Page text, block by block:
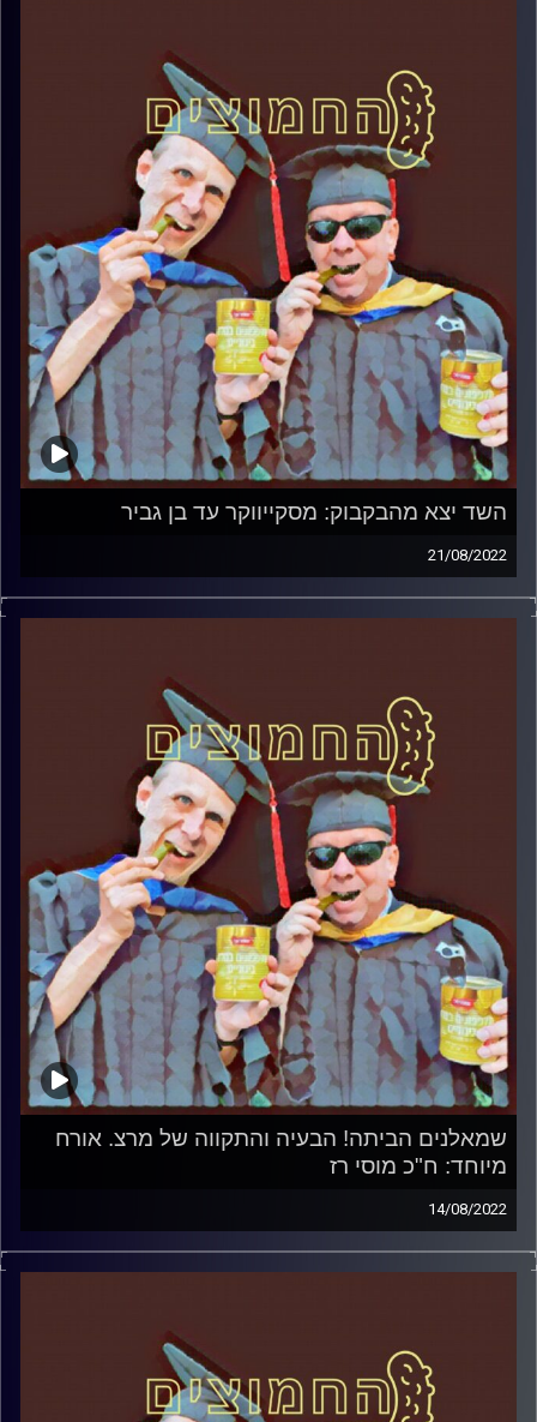
השד יצא מהבקבוק: מסקייווקר עד בן גביר
21/08/2022
המערכת הפוליטית על ספת הפסיכולוג, עם פרופסור בועז בן-
דוד ופרופסור גלעד הירשברגר
אורח מיוחד: ד"ר שלמה אגוז, המכללה אקדמית הדסה.
קרדיט תמונות:AudioVersity
שמאלנים הביתה! הבעיה והתקווה של מרצ. אורח
מיוחד: ח"כ מוסי רז
14/08/2022
המערכת הפוליטית על ספת הפסיכולוג, עם פרופסור בועז בן-
דוד ופרופסור גלעד הירשברגר
קרדיט תמונות:AudioVersity